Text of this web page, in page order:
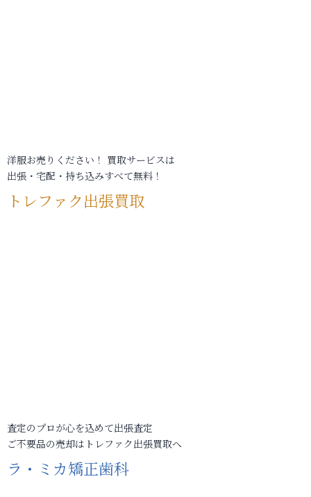
洋服お売りください！ 買取サービスは
出張・宅配・持ち込みすべて無料！
トレファク出張買取
査定のプロが心を込めて出張査定
ご不要品の売却はトレファク出張買取へ
ラ・ミカ矯正歯科